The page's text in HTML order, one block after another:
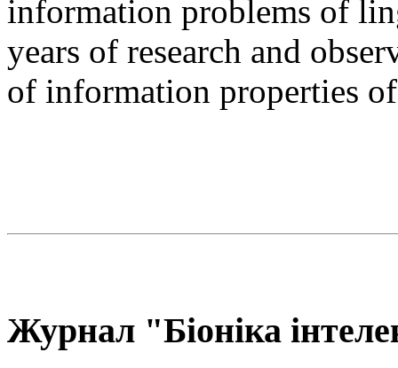
information problems of
years of research and
of information properties
Журнал "Біоніка